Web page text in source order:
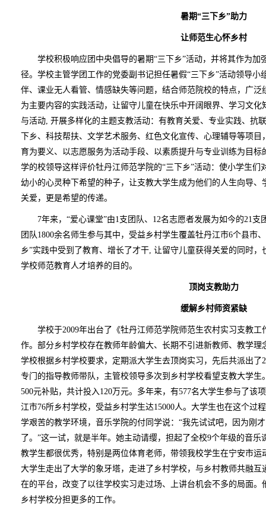
暑期“三下乡”助力
让师范生心怀乡村
学校积极响应团中央倡导的暑期“三下乡”活动，并将其作为加
径。学校主管学团工作的党委副书记担任暑假“三下乡”活动领导
伴、课业无人看管、情感缺失等问题，结合师范院校的特点，广
为主要内容的实践活动，让留守儿童在快乐中开阔眼界、学习文
与活动, 开展多样化的主题支教活动：有教育关爱、专业实践、抗
下乡、科技帮扶、文学艺术服务、红色文化宣传、心理辅导等项
育为要义、以志愿服务为活动手段、以素质提升与专业训练为目
学的校领导这样评价牡丹江师范学院的“三下乡”活动：使小学生
幼小的心灵种下希望的种子，让支教大学生成为他们的人生向导
关爱，更是希望的传递。
7年来，“爱心课堂”由1支团队、12名志愿者发展为如今的21支
团队1800余名师生参与其中，受益乡村学生覆盖牡丹江市6个县市
乡”实践中受到了教育、增长了才干, 让留守儿童获得关爱的同时
学校师范教育人才培养的目的。
顶岗支教助力
缓解乡村师资紧缺
学校于2009年出台了《牡丹江师范学院师范生农村实习支教工
作。部分乡村学校存在教师年龄偏大、长期不引进新教师、教学
学校根据乡村学校要求，定期派大学生去顶岗实习，先后共派出了
专门的指导教师带队，主管校领导多次到乡村学校看望支教大学
500元补贴，共计投入120万元。多年来，有577名大学生参与了该
江市76所乡村学校，受益乡村学生达15000人。大学生也在这个过
学艰苦的教学环境，音乐学院的付同学说：“我先试试吧，因为刚
了。”这一试，就是半年。她主动请缨，担起了全校9个年级的音
教学生都很优秀，特别是两位体育老师，带领我校学生在宁安市
大学生走出了大学的象牙塔，走进了乡村学校，与乡村教师共融
在的平台，改变了以往学校实习走过场、上讲台机会不多的局面
乡村学校分担更多的工作。